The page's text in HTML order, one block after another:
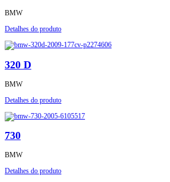
BMW
Detalhes do produto
320 D
BMW
Detalhes do produto
730
BMW
Detalhes do produto